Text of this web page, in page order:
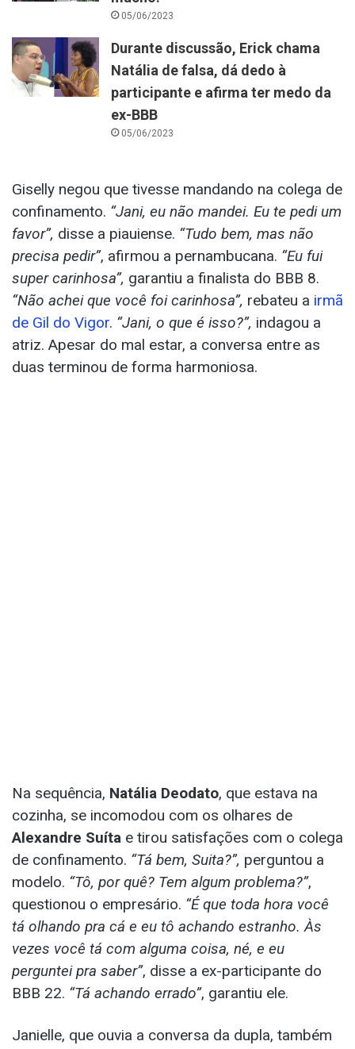
05/06/2023
Durante discussão, Erick chama
Natália de falsa, dá dedo à
participante e afirma ter medo da
ex-BBB
05/06/2023
Giselly negou que tivesse mandando na colega de
confinamento. “Jani, eu não mandei. Eu te pedi um
favor”, disse a piauiense. “Tudo bem, mas não
precisa pedir”, afirmou a pernambucana. “Eu fui
super carinhosa”, garantiu a finalista do BBB 8.
“Não achei que você foi carinhosa”, rebateu a irmã
de Gil do Vigor. “Jani, o que é isso?”, indagou a
atriz. Apesar do mal estar, a conversa entre as
duas terminou de forma harmoniosa.
Na sequência, Natália Deodato, que estava na
cozinha, se incomodou com os olhares de
Alexandre Suíta e tirou satisfações com o colega
de confinamento. “Tá bem, Suita?”, perguntou a
modelo. “Tô, por quê? Tem algum problema?”,
questionou o empresário. “É que toda hora você
tá olhando pra cá e eu tô achando estranho. Às
vezes você tá com alguma coisa, né, e eu
perguntei pra saber”, disse a ex-participante do
BBB 22. “Tá achando errado”, garantiu ele.
Janielle, que ouvia a conversa da dupla, também